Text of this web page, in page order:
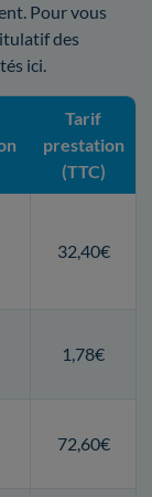
Pour vous
des
ici.
Tarif
prestation
(TTC)
32,40€
1,78€
72,60€